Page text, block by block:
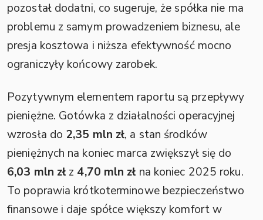
pozostał dodatni, co sugeruje, że spółka nie ma
problemu z samym prowadzeniem biznesu, ale
presja kosztowa i niższa efektywność mocno
ograniczyły końcowy zarobek.
Pozytywnym elementem raportu są przepływy
pieniężne. Gotówka z działalności operacyjnej
wzrosła do 2,35 mln zł, a stan środków
pieniężnych na koniec marca zwiększył się do
6,03 mln zł z 4,70 mln zł na koniec 2025 roku.
To poprawia krótkoterminowe bezpieczeństwo
finansowe i daje spółce większy komfort w